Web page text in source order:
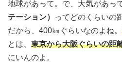
地球があって。で、大気があっ
テーション）
ってどのくらいの
だから、400㎞ぐらいなのよね。
とは、 東京から大阪ぐらいの距
にいんのよ。